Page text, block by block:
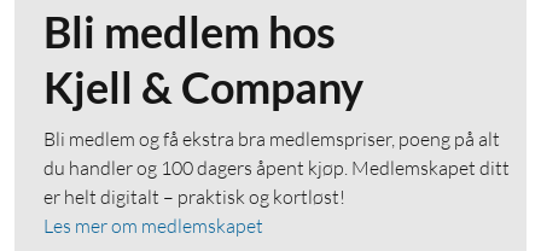
Bli medlem hos
Kjell & Company
Bli medlem og få ekstra bra medlemspriser, poeng på alt
du handler og 100 dagers åpent kjøp. Medlemskapet ditt
er helt digitalt – praktisk og kortløst!
Les mer om medlemskapet